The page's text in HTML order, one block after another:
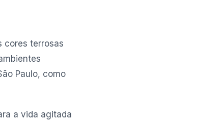
cores terrosas
Paulo, como
a vida agitada